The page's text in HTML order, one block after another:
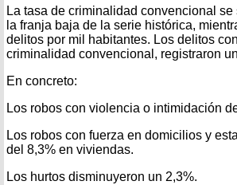
La tasa de criminalidad convencional
la franja baja de la serie histórica,
delitos por mil habitantes. Los delitos
criminalidad convencional, registraron
En concreto:
Los robos con violencia o intimidación
Los robos con fuerza en domicilios y
del 8,3% en viviendas.
Los hurtos disminuyeron un 2,3%.